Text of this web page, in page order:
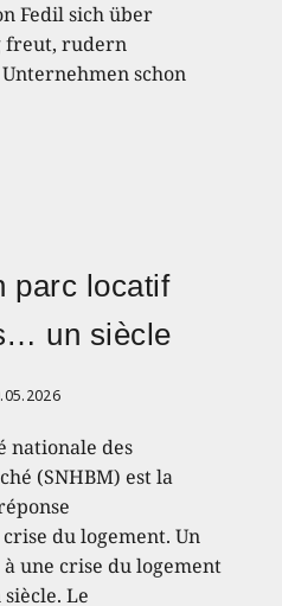
Fedil sich über
freut, rudern
schon
parc locatif
un siècle
nationale des
(SNHBM) est la
du logement. Un
à une crise du logement
Le